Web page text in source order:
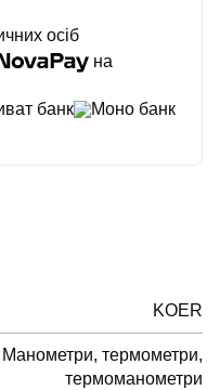
осіб
на
банк
Моно банк
KOER
Манометри, термометри,
термоманометри